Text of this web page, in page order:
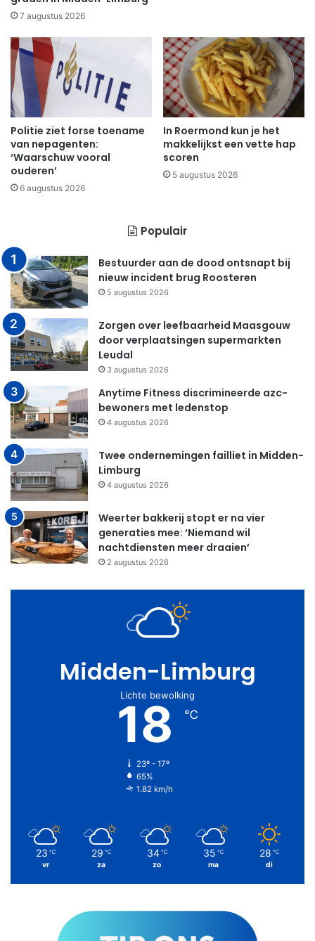
7 augustus 2026
Politie ziet forse toename
van nepagenten:
‘Waarschuw vooral
ouderen’
6 augustus 2026
In Roermond kun je het
makkelijkst een vette hap
scoren
5 augustus 2026
Populair
Bestuurder aan de dood ontsnapt bij
nieuw incident brug Roosteren
5 augustus 2026
Zorgen over leefbaarheid Maasgouw
door verplaatsingen supermarkten
Leudal
3 augustus 2026
Anytime Fitness discrimineerde azc-
bewoners met ledenstop
4 augustus 2026
Twee ondernemingen failliet in Midden-
Limburg
4 augustus 2026
Weerter bakkerij stopt er na vier
generaties mee: ‘Niemand wil
nachtdiensten meer draaien’
2 augustus 2026
Midden-Limburg
Lichte bewolking
18 ℃
23º - 17º
65%
1.82 km/h
23 ℃
vr
29 ℃
za
34 ℃
zo
35 ℃
ma
28 ℃
di